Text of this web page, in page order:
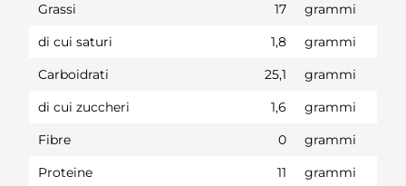
Grassi 17 grammi
di cui saturi 1,8 grammi
Carboidrati 25,1 grammi
di cui zuccheri 1,6 grammi
Fibre 0 grammi
Proteine 11 grammi